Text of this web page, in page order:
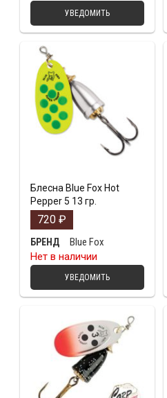
УВЕДОМИТЬ
Блесна Blue Fox Hot
Pepper 5 13 гр.
720 ₽
БРЕНД
Blue Fox
Нет в наличии
УВЕДОМИТЬ